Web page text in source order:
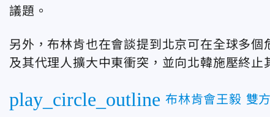
議題。
另外，布林肯也在會談提到北京可在全球多
及其代理人擴大中東衝突，並向北韓施壓終止
play_circle_outline 布林肯會王毅 雙